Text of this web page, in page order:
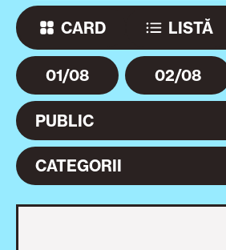
CATEGORII
PUBLIC
01/08 02/08
CARD LISTĂ